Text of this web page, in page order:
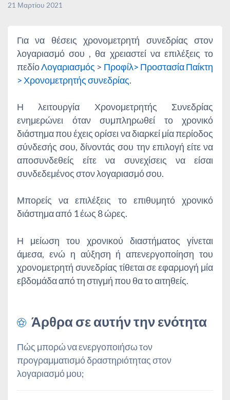
21 Μαρτίου 2021
Για να θέσεις χρονομετρητή συνεδρίας στον
λογαριασμό σου , θα χρειαστεί να επιλέξεις το
πεδίοΛογαριασμός > Προφίλ> Προστασία Παίκτη
> Χρονομετρητής συνεδρίας.
Η λειτουργία Χρονομετρητής Συνεδρίας
ενημερώνει όταν συμπληρωθεί το χρονικό
διάστημα που έχεις ορίσει να διαρκεί μία περίοδος
σύνδεσής σου, δίνοντάς σου την επιλογή είτε να
αποσυνδεθείς είτε να συνεχίσεις να είσαι
συνδεδεμένος στον λογαριασμό σου.
Μπορείς να επιλέξεις το επιθυμητό χρονικό
διάστημα από 1 έως 8 ώρες.
Η μείωση του χρονικού διαστήματος γίνεται
άμεσα, ενώ η αύξηση ή απενεργοποίηση του
χρονομετρητή συνεδρίας τίθεται σε εφαρμογή μία
εβδομάδα από τη στιγμή που θα το αιτηθείς.
Άρθρα σε αυτήν την ενότητα
Πώς μπορώ να ενεργοποιήσω τoν
προγραμματισμό δραστηριότητας στον
λογαριασμό μου;